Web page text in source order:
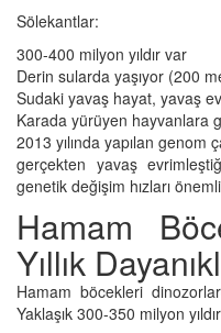
Sölekantlar:
300-400 milyon yıldır var
Derin sularda yaşıyor (200
Sudaki yavaş hayat, yavaş
Karada yürüyen hayvanlara
2013 yılında yapılan genom
gerçekten yavaş
genetik değişim hızları
Hamam
Yıllık
Hamam böcekleri
Yaklaşık 300-350 milyon